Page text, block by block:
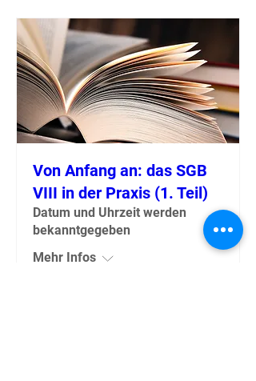
Von Anfang an: das SGB
VIII in der Praxis (1. Teil)
Datum und Uhrzeit werden
bekanntgegeben
Mehr Infos